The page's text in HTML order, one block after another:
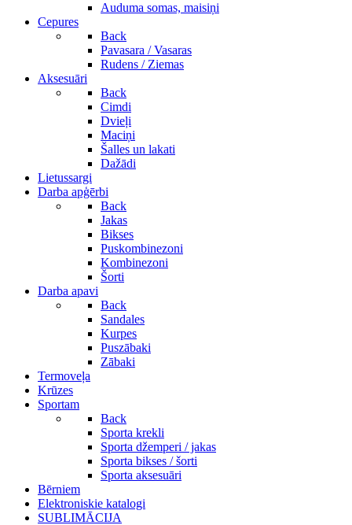
Auduma somas, maisiņi
Cepures
Back
Pavasara / Vasaras
Rudens / Ziemas
Aksesuāri
Back
Cimdi
Dvieļi
Maciņi
Šalles un lakati
Dažādi
Lietussargi
Darba apģērbi
Back
Jakas
Bikses
Puskombinezoni
Kombinezoni
Šorti
Darba apavi
Back
Sandales
Kurpes
Puszābaki
Zābaki
Termoveļa
Krūzes
Sportam
Back
Sporta krekli
Sporta džemperi / jakas
Sporta bikses / šorti
Sporta aksesuāri
Bērniem
Elektroniskie katalogi
SUBLIMĀCIJA